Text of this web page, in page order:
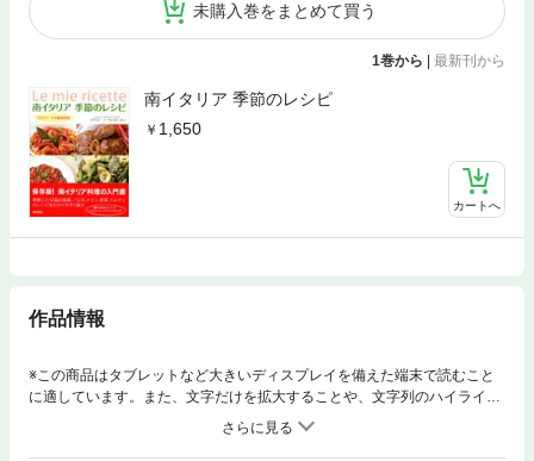
未購入巻をまとめて買う
1巻から 最新刊から
南イタリア 季節のレシピ
1,650
カートへ
作品情報
※この商品はタブレットなど大きいディスプレイを備えた端末で読むこと
に適しています。また、文字だけを拡大することや、文字列のハイライ
ト、検索、辞書の参照、引用などの機能が使用できません。保存版！南イ
タリア料理の入門書。季節ごと12品の前菜、パスタ、メイン、野菜、ドル